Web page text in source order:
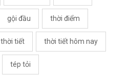
gội đầu thời điểm
thời tiết thời tiết hôm nay
tép tỏi